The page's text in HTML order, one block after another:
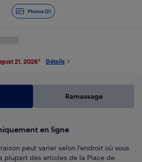
Photos (2)
21, 2026* Détails
Ramassage
en ligne
peut varier selon l'endroit où vous
plupart des articles de la Place de